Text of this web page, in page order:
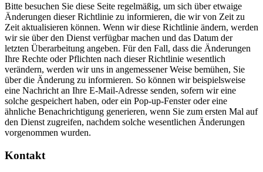
Bitte besuchen Sie diese Seite regelmäßig, um sich über etwaige
Änderungen dieser Richtlinie zu informieren, die wir von Zeit zu
Zeit aktualisieren können. Wenn wir diese Richtlinie ändern, werden
wir sie über den Dienst verfügbar machen und das Datum der
letzten Überarbeitung angeben. Für den Fall, dass die Änderungen
Ihre Rechte oder Pflichten nach dieser Richtlinie wesentlich
verändern, werden wir uns in angemessener Weise bemühen, Sie
über die Änderung zu informieren. So können wir beispielsweise
eine Nachricht an Ihre E-Mail-Adresse senden, sofern wir eine
solche gespeichert haben, oder ein Pop-up-Fenster oder eine
ähnliche Benachrichtigung generieren, wenn Sie zum ersten Mal auf
den Dienst zugreifen, nachdem solche wesentlichen Änderungen
vorgenommen wurden.
Kontakt